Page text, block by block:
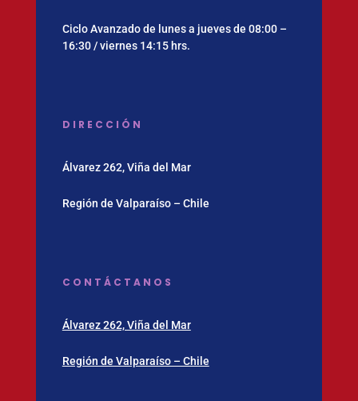
Ciclo Avanzado de lunes a jueves de 08:00 –
16:30 / viernes 14:15 hrs.
DIRECCIÓN
Álvarez 262, Viña del Mar
Región de Valparaíso – Chile
CONTÁCTANOS
Álvarez 262, Viña del Mar
Región de Valparaíso – Chile